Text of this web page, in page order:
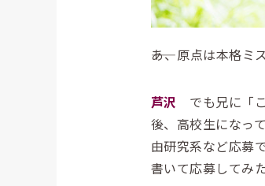
――あ、原点は本格
芦沢 でも兄に「
後、高校生になっ
由研究系など応募
書いて応募してみ